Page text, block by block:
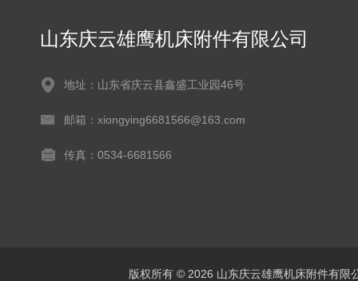
山东庆云雄鹰机床附件有限公司
地址：山东省庆云县鑫盛工业园46号
邮箱：xiongying6681566@163.com
传真：0534-6681566
版权所有 © 2026 山东庆云雄鹰机床附件有